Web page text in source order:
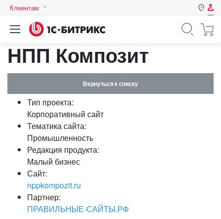
Клиентам
Авторизация
Логин
Пароль
Забыли свой пароль?
или войдите с помощью
НПП Композит
Вернуться к списку
Тип проекта:
Корпоративный сайт
Тематика сайта:
Промышленность
Редакция продукта:
Малый бизнес
Сайт:
nppkompozit.ru
Партнер:
ПРАВИЛЬНЫЕ-САЙТЫ.РФ